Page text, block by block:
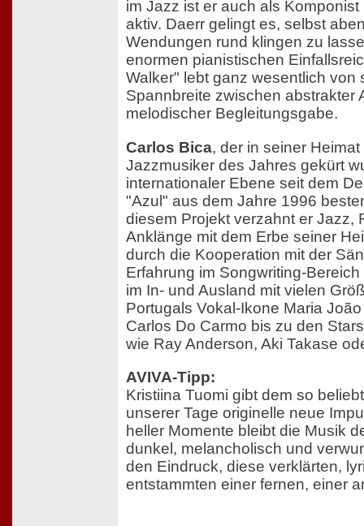
im Jazz ist er auch als
aktiv. Daerr gelingt es, selbst
Wendungen rund klingen zu
enormen pianistischen
Walker" lebt ganz wesentlich von
Spannbreite zwischen abstrakter
melodischer Begleitungsgabe.
Carlos Bica, der in seiner
Jazzmusiker des Jahres gekürt
internationaler Ebene seit dem
"Azul" aus dem Jahre 1996
diesem Projekt verzahnt er Jazz,
Anklänge mit dem Erbe seiner
durch die Kooperation mit der
Erfahrung im Songwriting-
im In- und Ausland mit vielen
Portugals Vokal-Ikone Maria
Carlos Do Carmo bis zu den
wie Ray Anderson, Aki Takase
AVIVA-Tipp:
Kristiina Tuomi gibt dem so
unserer Tage originelle neue
heller Momente bleibt die Musik
dunkel, melancholisch und
den Eindruck, diese verklärten,
entstammten einer fernen, einer